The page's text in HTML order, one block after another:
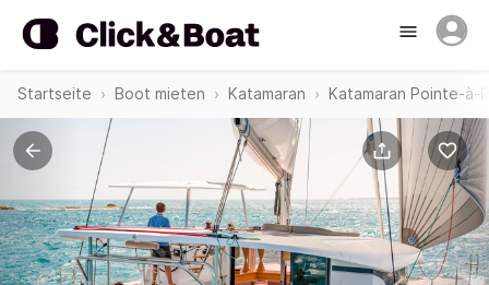
Startseite Boot mieten Katamaran Katamaran Pointe-à-